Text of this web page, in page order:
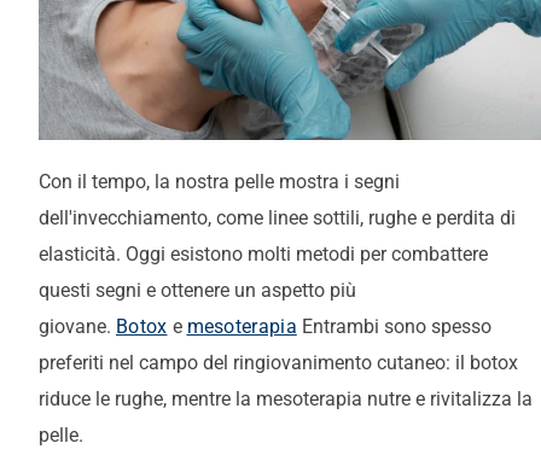
Con il tempo, la nostra pelle mostra i segni
dell'invecchiamento, come linee sottili, rughe e perdita di
elasticità. Oggi esistono molti metodi per combattere
questi segni e ottenere un aspetto più
giovane. Botox e mesoterapia Entrambi sono spesso
preferiti nel campo del ringiovanimento cutaneo: il botox
riduce le rughe, mentre la mesoterapia nutre e rivitalizza la
pelle.